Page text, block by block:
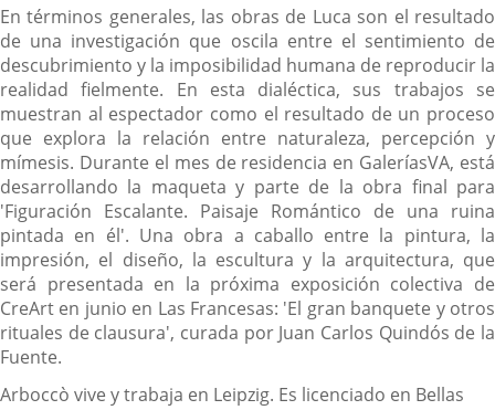
aplicación
externa.
En términos generales, las obras de Luca son el resultado
de una investigación que oscila entre el sentimiento de
descubrimiento y la imposibilidad humana de reproducir la
realidad fielmente. En esta dialéctica, sus trabajos se
muestran al espectador como el resultado de un proceso
que explora la relación entre naturaleza, percepción y
mímesis. Durante el mes de residencia en GaleríasVA, está
desarrollando la maqueta y parte de la obra final para
'Figuración Escalante. Paisaje Romántico de una ruina
pintada en él'. Una obra a caballo entre la pintura, la
impresión, el diseño, la escultura y la arquitectura, que
será presentada en la próxima exposición colectiva de
CreArt en junio en Las Francesas: 'El gran banquete y otros
rituales de clausura', curada por Juan Carlos Quindós de la
Fuente.
Arboccò vive y trabaja en Leipzig. Es licenciado en Bellas